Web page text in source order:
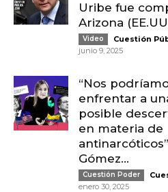
Uribe fue
Arizona
Video Cuestión
junio 9, 2025
“Nos
enfrentar a
posible
en materia de
Gómez...
Cuestión Poder
enero 30, 2025